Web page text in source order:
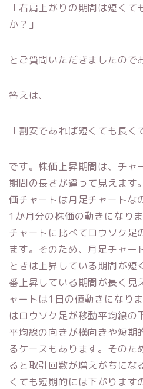
「右肩上がりの期間は短く
か？」
とご質問いただきましたので
答えは、
「割安であれば短くても長く
です。株価上昇期間は、チャ
期間の長さが違って見えます
価チャートは月足チャートな
1か月分の株価の動きになり
チャートに比べてロウソク足
ます。そのため、月足チャー
ときは上昇している期間が短
番上昇している期間が長く見
ャートは1日の値動きになり
はロウソク足が移動平均線の
平均線の向きが横向きや短期
るケースもあります。そのた
ると取引回数が増えがちにな
くても短期的には下がります